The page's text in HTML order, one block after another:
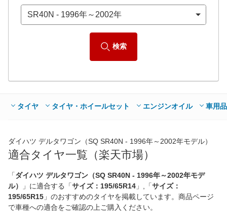
検索
タイヤ タイヤ・ホイールセット エンジンオイル 車用品
ダイハツ デルタワゴン（SQ SR40N - 1996年～2002年モデル）
適合タイヤ一覧（楽天市場）
「ダイハツ デルタワゴン（SQ SR40N - 1996年～2002年モデ
ル）
」に適合する「サイズ：195/65R14 」,「サイズ：
195/65R15 」のおすすめのタイヤを掲載しています。商品ページ
で車種への適合をご確認の上ご購入ください。